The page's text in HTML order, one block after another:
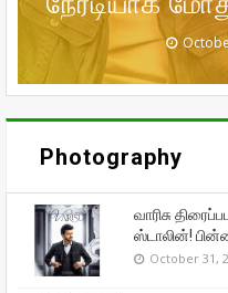
Photography
வாரிசு
ஸ்டாலின்!
October 31,